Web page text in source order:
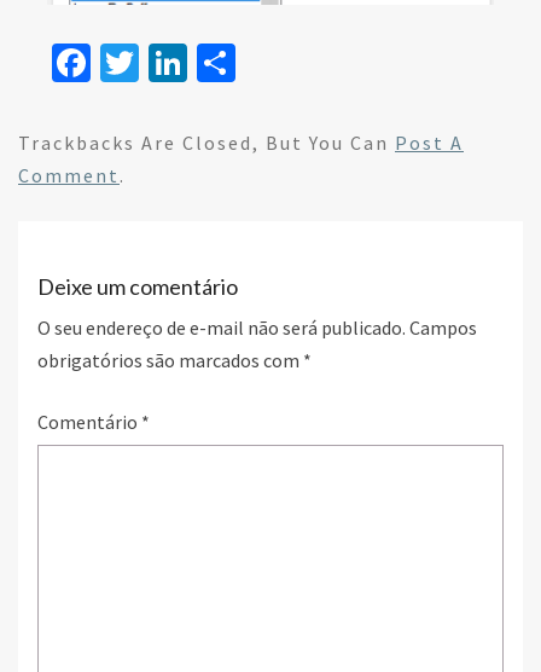
Fa
b
o
T
tt
Li
ke ar
Trackbacks Are Closed, But You Can Post A
Comment .
Deixe um comentário
O seu endereço de e-mail não será publicado. Campos
obrigatórios são marcados com *
Comentário *